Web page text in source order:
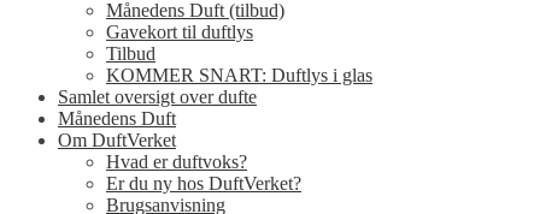
Månedens Duft (tilbud)
Gavekort til duftlys
Tilbud
KOMMER SNART: Duftlys i glas
Samlet oversigt over dufte
Månedens Duft
Om DuftVerket
Hvad er duftvoks?
Er du ny hos DuftVerket?
Brugsanvisning